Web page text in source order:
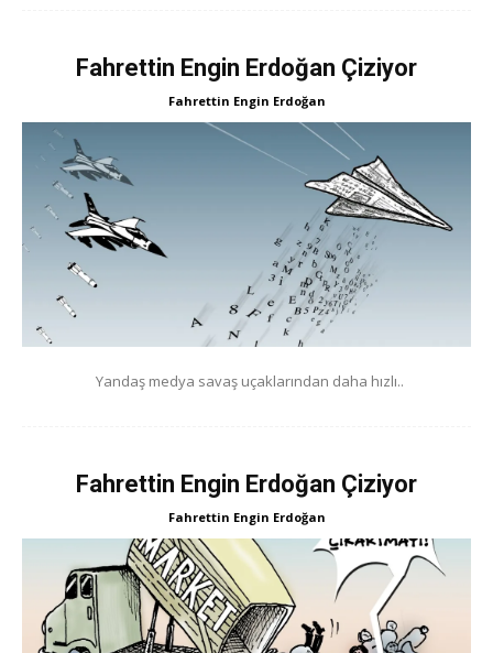
Fahrettin Engin Erdoğan Çiziyor
Fahrettin Engin Erdoğan
Yandaş medya savaş uçaklarından daha hızlı..
Fahrettin Engin Erdoğan Çiziyor
Fahrettin Engin Erdoğan